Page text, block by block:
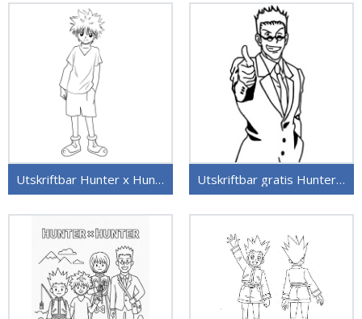
Utskriftbar Hunter x Hunter for barn Utskriftbar gratis Hunter x Hunter